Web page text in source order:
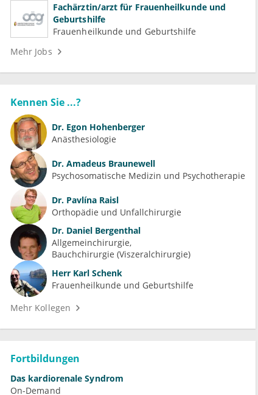
Fachärztin/arzt für Frauenheilkunde und
Geburtshilfe
Frauenheilkunde und Geburtshilfe
Mehr Jobs
Kennen Sie ...?
Dr. Egon Hohenberger
Anästhesiologie
Dr. Amadeus Braunewell
Psychosomatische Medizin und Psychotherapie
Dr. Pavlína Raisl
Orthopädie und Unfallchirurgie
Dr. Daniel Bergenthal
Allgemeinchirurgie
Bauchchirurgie (Viszeralchirurgie)
Herr Karl Schenk
Frauenheilkunde und Geburtshilfe
Mehr Kollegen
Fortbildungen
Das kardiorenale Syndrom
On-Demand